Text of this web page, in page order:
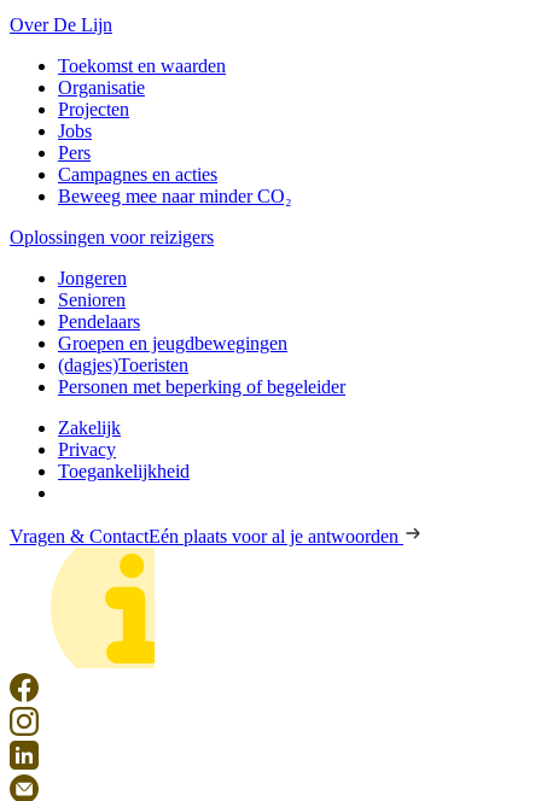
Over De Lijn
Toekomst en waarden
Organisatie
Projecten
Jobs
Pers
Campagnes en acties
Beweeg mee naar minder CO₂
Oplossingen voor reizigers
Jongeren
Senioren
Pendelaars
Groepen en jeugdbewegingen
(dagjes)Toeristen
Personen met beperking of begeleider
Zakelijk
Privacy
Toegankelijkheid
Vragen & ContactEén plaats voor al je antwoorden